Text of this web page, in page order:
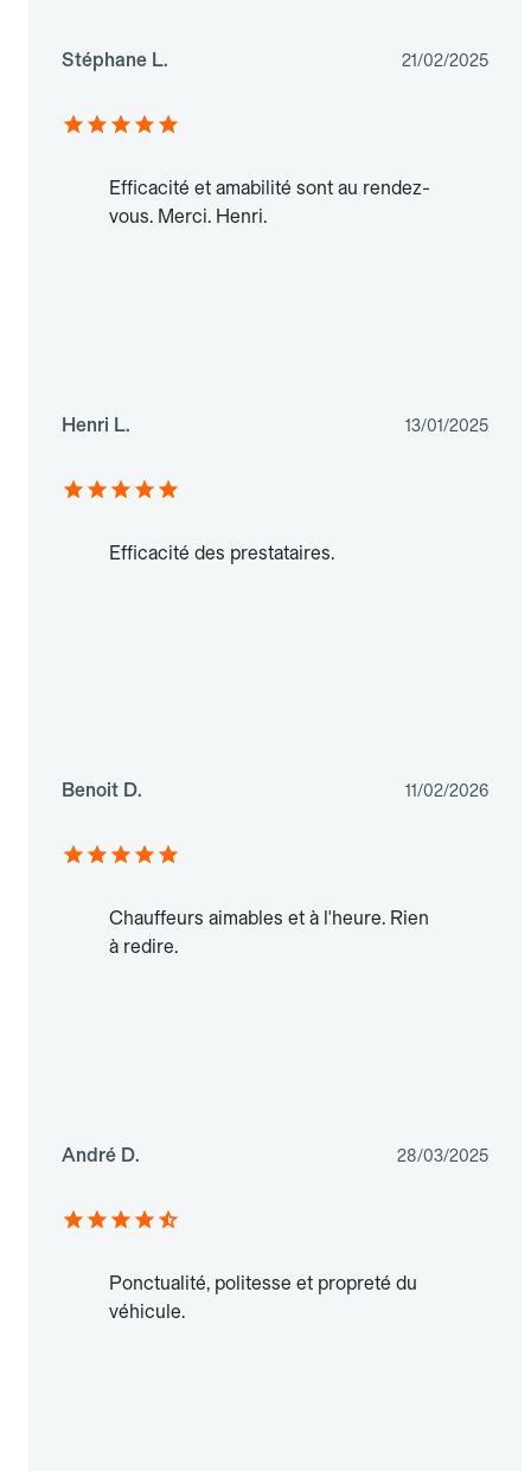
Stéphane L. 21/02/2025
Efficacité et amabilité sont au rendez-
vous. Merci. Henri.
Henri L. 13/01/2025
Efficacité des prestataires.
Benoit D. 11/02/2026
Chauffeurs aimables et à l'heure. Rien
à redire.
André D. 28/03/2025
Ponctualité, politesse et propreté du
véhicule.